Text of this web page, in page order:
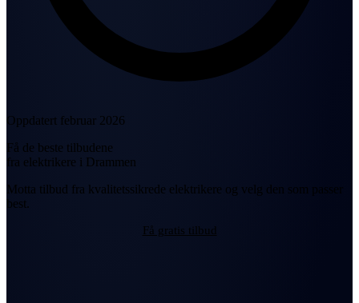
Oppdatert februar 2026
Få de beste tilbudene
fra elektrikere i Drammen
Motta tilbud fra kvalitetssikrede elektrikere og velg den som passer
best.
Få gratis tilbud